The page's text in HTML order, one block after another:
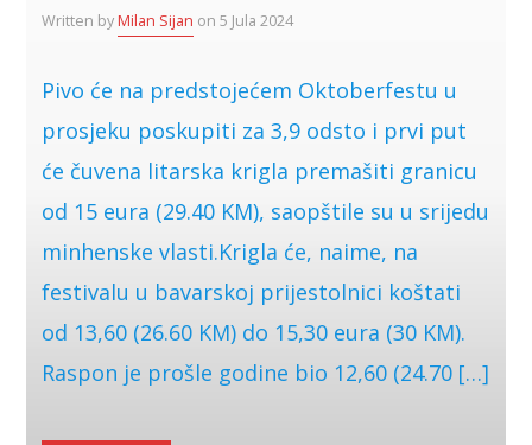
Written byMilan Sijan on 5 Jula 2024
Pivo će na predstojećem Oktoberfestu u
prosjeku poskupiti za 3,9 odsto i prvi put
će čuvena litarska krigla premašiti granicu
od 15 eura (29.40 KM), saopštile su u srijedu
minhenske vlasti.Krigla će, naime, na
festivalu u bavarskoj prijestolnici koštati
od 13,60 (26.60 KM) do 15,30 eura (30 KM).
Raspon je prošle godine bio 12,60 (24.70 […]